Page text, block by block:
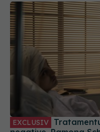
Tratamentul oncologic, efecte
negative. Ramona
01 iul 2025, 17:26